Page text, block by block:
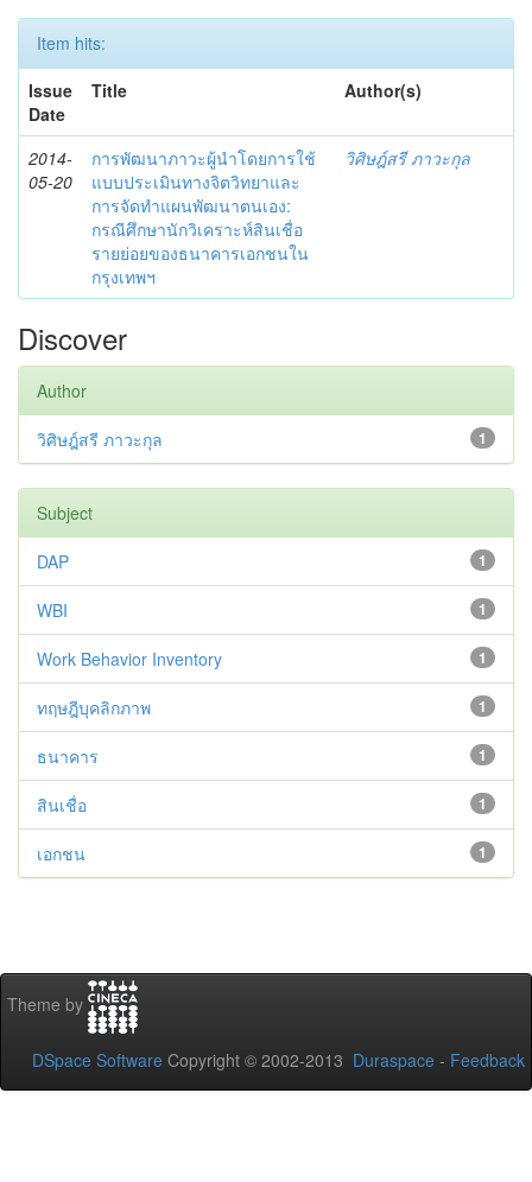
Item hits:
Issue
Date
Title Author(s)
2014-
05-20
การพัฒนาภาวะผู้นำโดยการใช้
แบบประเมินทางจิตวิทยาและ
การจัดทำแผนพัฒนาตนเอง:
กรณีศึกษานักวิเคราะห์สินเชื่อ
รายย่อยของธนาคารเอกชนใน
กรุงเทพฯ
วิศิษฎ์สรี ภาวะกุล
Discover
Author
1
วิศิษฎ์สรี ภาวะกุล
Subject
1
DAP
1
WBI
1
Work Behavior Inventory
1
ทฤษฎีบุคลิกภาพ
1
ธนาคาร
1
สินเชื่อ
1
เอกชน
Theme by
DSpace Software Copyright © 2002-2013 Duraspace - Feedback